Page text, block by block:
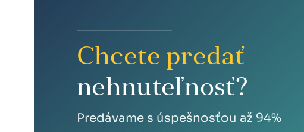
Chcete predať
nehnuteľnosť?
Predávame s úspešnosťou až 94%